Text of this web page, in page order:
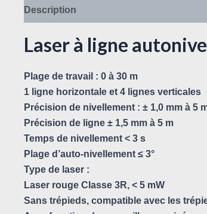
Description
Laser à ligne
Plage de travail : 0 à 30 m
1 ligne horizontale et 4 lignes verticales
Précision de nivellement : ± 1,0 mm à 5
Précision de ligne ± 1,5 mm à 5 m
Temps de nivellement < 3 s
Plage d’auto-nivellement ≤ 3°
Type de laser :
Laser rouge Classe 3R, < 5 mW
Sans trépieds, compatible avec les